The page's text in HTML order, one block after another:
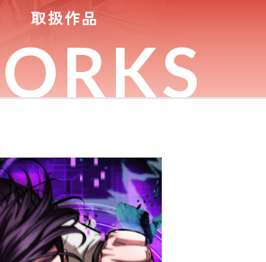
取扱作品